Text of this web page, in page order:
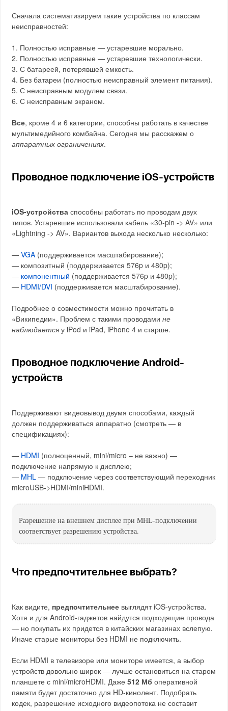
Сначала систематизируем такие устройства по классам
неисправностей:
1. Полностью исправные — устаревшие морально.
2. Полностью исправные — устаревшие технологически.
3. С батареей, потерявшей емкость.
4. Без батареи (полностью неисправный элемент питания).
5. С неисправным модулем связи.
6. С неисправным экраном.
Все, кроме 4 и 6 категории, способны работать в качестве
мультимедийного комбайна. Сегодня мы расскажем о
аппаратных ограничениях.
Проводное подключение iOS-устройств
iOS-устройства способны работать по проводам двух
типов. Устаревшие использовали кабель «30-pin -> AV» или
«Lightning -> AV». Вариантов выхода несколько несколько:
—VGA (поддерживается масштабирование);
— композитный (поддерживается 576p и 480p);
— компонентный (поддерживается 576p и 480p);
— HDMI/DVI (поддерживается масштабирование).
Подробнее о совместимости можно прочитать в
«Википедии». Проблем с такими проводамине
наблюдается у iPod и iPad, iPhone 4 и старше.
Проводное подключение Android-
устройств
Поддерживают видеовывод двумя способами, каждый
должен поддерживаться аппаратно (смотреть — в
спецификациях):
— HDMI (полноценный, mini/micro – не важно) —
подключение напрямую к дисплею;
— MHL — подключение через соответствующий переходник
microUSB->HDMI/miniHDMI.
Разрешение на внешнем дисплее при MHL-подключении
соответствует разрешению устройства.
Что предпочтительнее выбрать?
Как видите, предпочтительнее выглядят iOS-устройства.
Хотя и для Android-гаджетов найдутся подходящие провода
— но покупать их придется в китайских магазинах вслепую.
Иначе старые мониторы без HDMI не подключить.
Если HDMI в телевизоре или мониторе имеется, а выбор
устройств довольно широк — лучше остановиться на старом
планшете с mini/microHDMI. Даже512 Мб оперативной
памяти будет достаточно для HD-кинолент. Подобрать
кодек, разрешение исходного видеопотока не составит